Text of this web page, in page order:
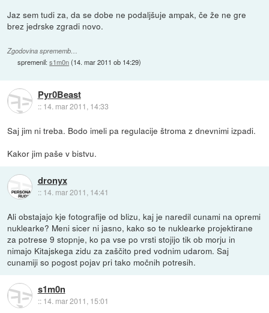
Jaz sem tudi za, da se dobe ne podaljšuje ampak, če že ne gre
brez jedrske zgradi novo.
Zgodovina sprememb…
spremenil:s1m0n(14. mar 2011 ob 14:29)
Pyr0Beast
:: 14. mar 2011, 14:33
Saj jim ni treba. Bodo imeli pa regulacije štroma z dnevnimi izpadi.
Kakor jim paše v bistvu.
dronyx
:: 14. mar 2011, 14:41
Ali obstajajo kje fotografije od blizu, kaj je naredil cunami na opremi
nuklearke? Meni sicer ni jasno, kako so te nuklearke projektirane
za potrese 9 stopnje, ko pa vse po vrsti stojijo tik ob morju in
nimajo Kitajskega zidu za zaščito pred vodnim udarom. Saj
cunamiji so pogost pojav pri tako močnih potresih.
s1m0n
:: 14. mar 2011, 15:01